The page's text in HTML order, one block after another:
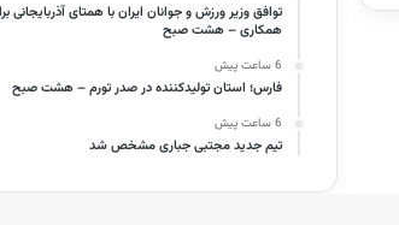
توافق وزیر ورزش و جوانان ایران با همتای آذربایجانی
همکاری – هشت صبح
6 ساعت پیش
فارس؛ استان تولیدکننده در صدر تورم – هشت صبح
6 ساعت پیش
تیم جدید مجتبی جباری مشخص شد